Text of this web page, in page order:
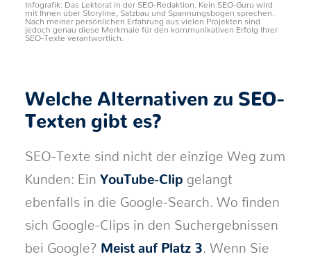
Infografik: Das Lektorat in der SEO-Redaktion. Kein SEO-Guru wird
mit Ihnen über Storyline, Satzbau und Spannungsbogen sprechen.
Nach meiner persönlichen Erfahrung aus vielen Projekten sind
jedoch genau diese Merkmale für den kommunikativen Erfolg Ihrer
SEO-Texte verantwortlich.
Welche Alternativen zu SEO-
Texten gibt es?
SEO-Texte sind nicht der einzige Weg zum
Kunden: Ein YouTube-Clip gelangt
ebenfalls in die Google-Search. Wo finden
sich Google-Clips in den Suchergebnissen
bei Google? Meist auf Platz 3. Wenn Sie